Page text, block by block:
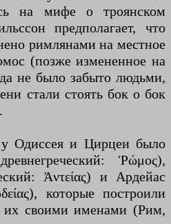
на мифе о троянском
предполагает, что
римлянами на местное
(позже измененное на
не было забыто людьми,
стали стоять бок о бок
Одиссея и Цирцеи было
Ῥώμος),
Ἀντείας) и Ардейас
которые построили
их своими именами (Рим,